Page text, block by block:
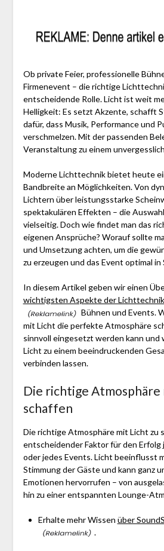
Ob private Feier, professionelle
Firmenevent – die richtige
entscheidende Rolle. Licht ist weit
Helligkeit: Es setzt Akzente, schafft
dafür, dass Musik, Performance und
verschmelzen. Mit der passenden
Veranstaltung zu einem
Moderne Lichttechnik bietet heute
Bandbreite an Möglichkeiten. Von
Lichtern über leistungsstarke
spektakulären Effekten – die
vielseitig. Doch wie findet man das
eigenen Ansprüche? Worauf sollte
und Umsetzung achten, um die
zu erzeugen und das Event optimal in
In diesem Artikel geben wir einen
wichtigsten Aspekte der
Bühnen und Events.
mit Licht die perfekte Atmosphäre
sinnvoll eingesetzt werden kann und
Licht zu einem beeindruckenden
verbinden lassen.
Die richtige Atmosphäre
schaffen
Die richtige Atmosphäre mit Licht zu
entscheidender Faktor für den Erfolg
oder jedes Events. Licht beeinflusst
Stimmung der Gäste und kann ganz
Emotionen hervorrufen – von
hin zu einer entspannten Lounge-
Erhalte mehr Wissen über
.